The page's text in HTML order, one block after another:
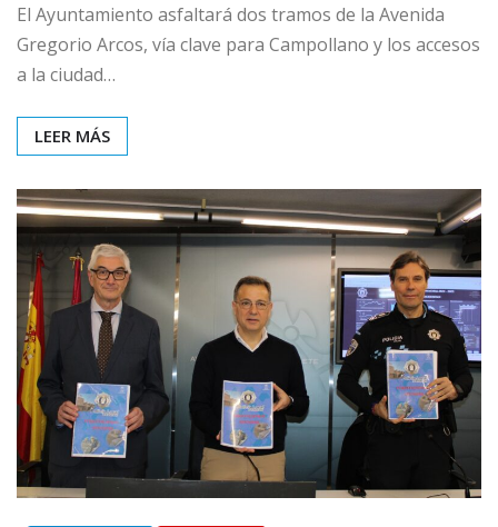
El Ayuntamiento asfaltará dos tramos de la Avenida
Gregorio Arcos, vía clave para Campollano y los accesos
a la ciudad…
LEER MÁS